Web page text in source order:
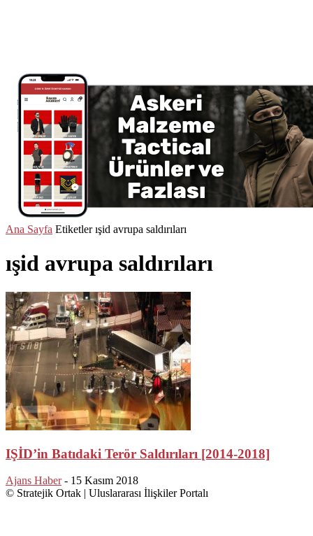
Ana Sayfa Etiketler ışid avrupa saldırıları
ışid avrupa saldırıları
IŞİD’in Batıdaki Terör Saldırıları [2014-2018]
Ajans Haber - 15 Kasım 2018
© Stratejik Ortak | Uluslararası İlişkiler Portalı